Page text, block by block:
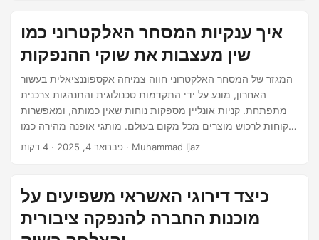
איך ענקיות המסחר האלקטרוני כמו
שין מעצבות את שוקי ההנפקות
המגזר של המסחר האלקטרוני חווה צמיחה אקספוננציאלית בעשור
האחרון, מונע על ידי התקדמות טכנולוגית והתנהגות צרכנית
מתפתחת. קניות אונליין מספקות נוחות שאין כמותה, ומאפשרות
ללקוחות לרכוש מוצרים מכל מקום בעולם. מותגי אופנה מהירה כמו
שין ניצלו את המגמה הזו על ידי הצעת מגוון רחב של בגדים
הערכת שווי של כ- 66 מיליארד דולר נכון לסבב המימון האחרון
פברואר 4, 2025 · 4 דקות · Muhammad Ijaz
כיצד דירוגי האשראי משפיעים על
מוכנות החברה להנפקה ציבורית